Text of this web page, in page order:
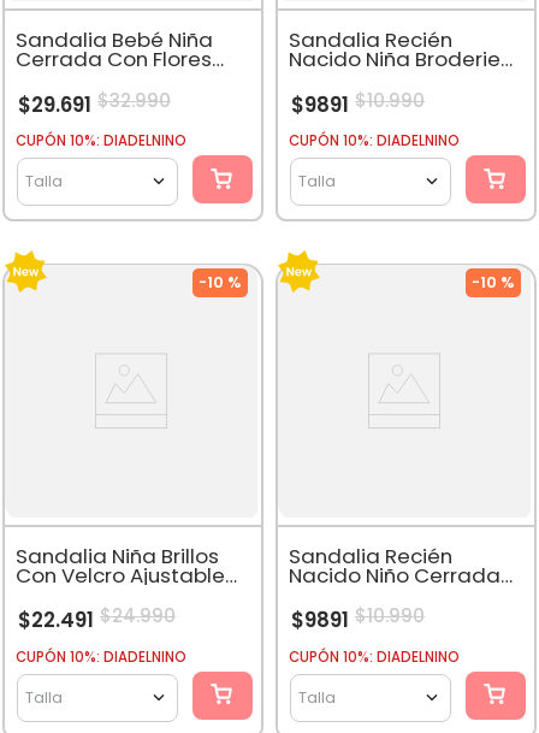
Sandalia Bebé Niña
Cerrada Con Flores
$29.691 $32.990
CUPÓN 10%: DIADELNINO
Talla
Sandalia Recién
Nacido Niña Broderie
$9891 $10.990
CUPÓN 10%: DIADELNINO
Talla
Sandalia Niña Brillos
Con Velcro Ajustable
-10 %
$22.491 $24.990
CUPÓN 10%: DIADELNINO
Talla
Sandalia Recién
Nacido Niño Cerrada
-10 %
$9891 $10.990
CUPÓN 10%: DIADELNINO
Talla